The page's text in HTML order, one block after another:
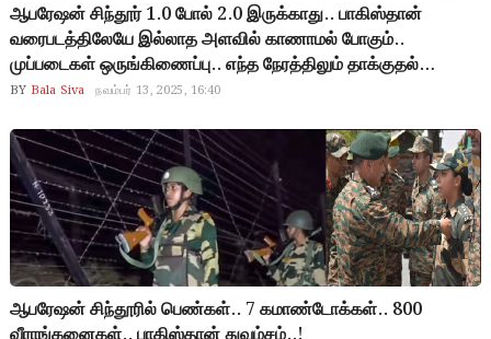
ஆபரேஷன் சிந்தூர் 1.0 போல் 2.0 இருக்காது.. பாகிஸ்தான்
வரைபடத்திலேயே இல்லாத அளவில் காணாமல் போகும்..
முப்படைகள் ஒருங்கிணைப்பு.. எந்த நேரத்திலும் தாக்குதல்
இருக்குமா? பயங்கரவாதத்திற்கு பாடம் புகட்ட நேரமில்லை.. இனி
BY Bala Siva நவம்பர் 13, 2025, 16:40
ஆபரேஷன் சிந்தூரில் பெண்கள்.. 7 கமாண்டோக்கள்.. 800